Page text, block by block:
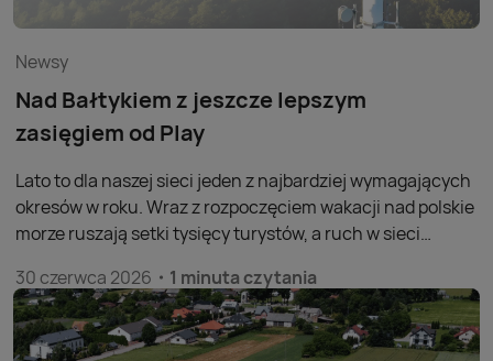
Newsy
Nad Bałtykiem z jeszcze lepszym
zasięgiem od Play
Lato to dla naszej sieci jeden z najbardziej wymagających
okresów w roku. Wraz z rozpoczęciem wakacji nad polskie
morze ruszają setki tysięcy turystów, a ruch w sieci
nawet o kilkaset procent w porównaniu z pozostałą
częścią roku. Dlatego przygotowania do sezonu
rozpoczynamy z dużym wyprzedzeniem.
30 czerwca 2026 1 minuta czytania